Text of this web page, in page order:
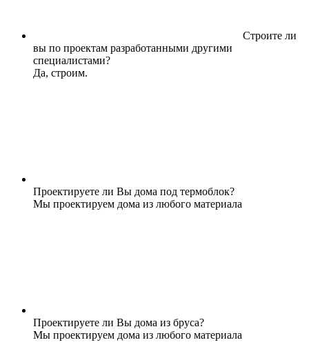
Строите ли
вы по проектам разработанными другими
специалистами?
Да, строим.
Проектируете ли Вы дома под термоблок?
Мы проектируем дома из любого материала
Проектируете ли Вы дома из бруса?
Мы проектируем дома из любого материала